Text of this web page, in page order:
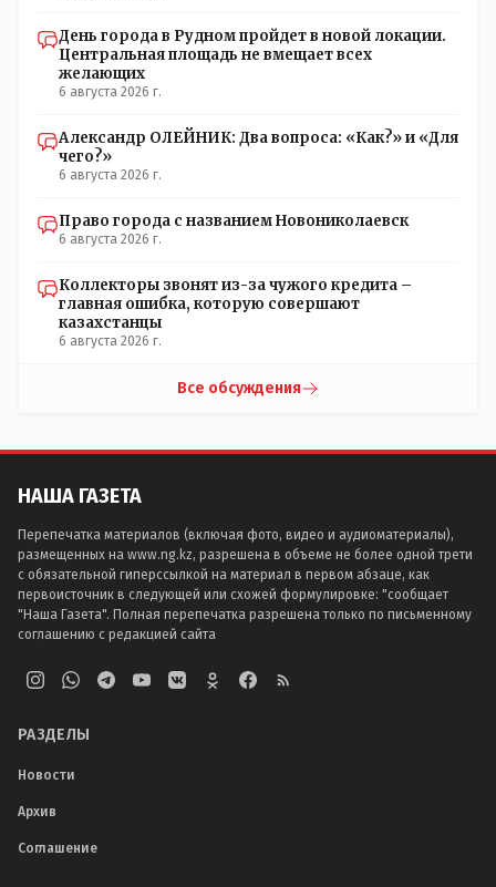
День города в Рудном пройдет в новой локации.
Центральная площадь не вмещает всех
желающих
6 августа 2026 г.
Александр ОЛЕЙНИК: Два вопроса: «Как?» и «Для
чего?»
6 августа 2026 г.
Право города с названием Новониколаевск
6 августа 2026 г.
Коллекторы звонят из-за чужого кредита –
главная ошибка, которую совершают
казахстанцы
6 августа 2026 г.
Все обсуждения
НАША ГАЗЕТА
Перепечатка материалов (включая фото, видео и аудиоматериалы),
размещенных на www.ng.kz, разрешена в объеме не более одной трети
с обязательной гиперссылкой на материал в первом абзаце, как
первоисточник в следующей или схожей формулировке: "сообщает
"Наша Газета". Полная перепечатка разрешена только по письменному
соглашению с редакцией сайта
РАЗДЕЛЫ
Новости
Архив
Соглашение